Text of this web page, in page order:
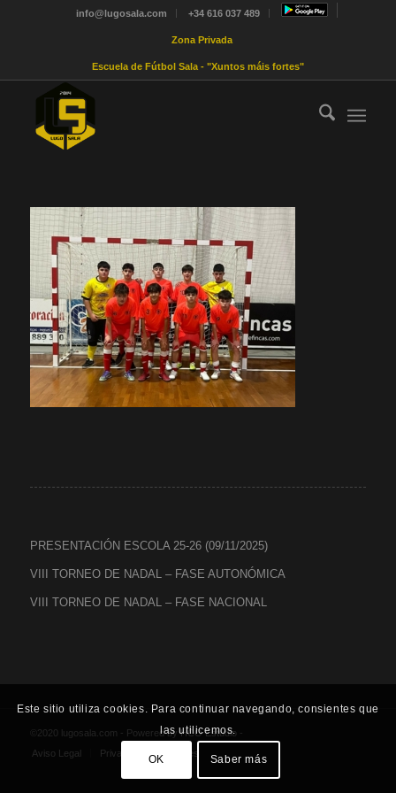
info@lugosala.com +34 616 037 489
Zona Privada
Escuela de Fútbol Sala - "Xuntos máis fortes"
PRESENTACIÓN ESCOLA 25-26 (09/11/2025)
VIII TORNEO DE NADAL – FASE AUTONÓMICA
VIII TORNEO DE NADAL – FASE NACIONAL
©2020 lugosala.com - Powered byHCO Estudio -
Aviso Legal
Privacidad Cookies
Este sitio utiliza cookies. Para continuar navegando, consientes que
las utilicemos.
OK Saber más